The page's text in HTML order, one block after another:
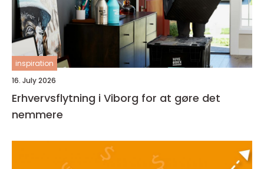
inspiration
16. July 2026
Erhvervsflytning i Viborg for at gøre det
nemmere